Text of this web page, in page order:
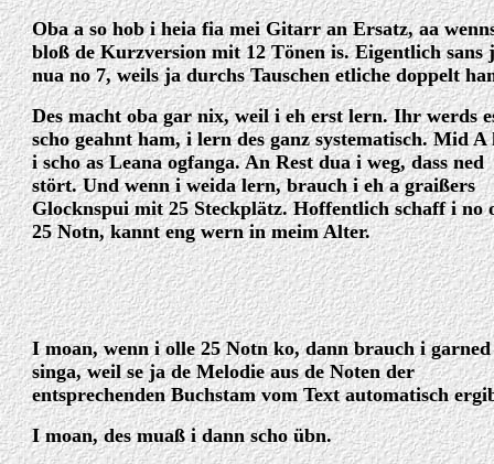
Oba a so hob i heia fia mei Gitarr an Ersatz, aa
bloß de Kurzversion mit 12 Tönen is. Eigentlich sans
nua no 7, weils ja durchs Tauschen etliche doppelt
Des macht oba gar nix, weil i eh erst lern. Ihr werds
scho geahnt ham, i lern des ganz systematisch. Mid A
i scho as Leana ogfanga. An Rest dua i weg, dass ned
stört. Und wenn i weida lern, brauch i eh a graißers
Glocknspui mit 25 Steckplätz. Hoffentlich schaff i no
25 Notn, kannt eng wern in meim Alter.
I moan, wenn i olle 25 Notn ko, dann brauch i garned
singa, weil se ja de Melodie aus de Noten der
entsprechenden Buchstam vom Text automatisch
I moan, des muaß i dann scho übn.